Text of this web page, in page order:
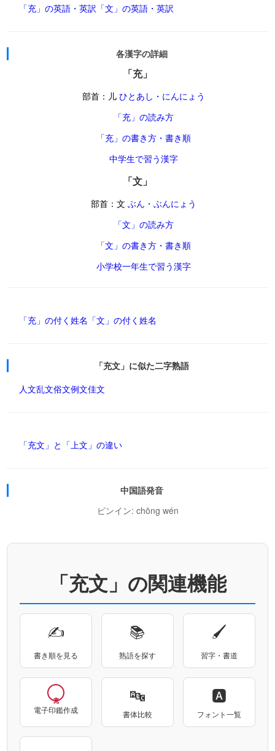
「充」の英語・英訳 「文」の英語・英訳
各漢字の詳細
「充」
部首：儿 ひとあし・にんにょう
「充」の読み方
「充」の書き方・書き順
中学生で習う漢字
「文」
部首：文 ぶん・ぶんにょう
「文」の読み方
「文」の書き方・書き順
小学校一年生で習う漢字
「充」の付く姓名 「文」の付く姓名
「充文」に似た二字熟語
人文乱文俗文例文佳文
「充文」と「上文」の違い
中国語発音
ピンイン: chōng wén
「充文」の関連機能
✍
書き順を見る
📚
熟語を探す
🖌
習字・書道
電子印鑑作成
🔤
書体比較
🅰
フォント一覧